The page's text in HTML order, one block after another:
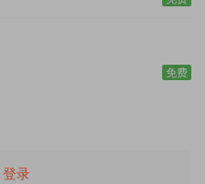
免费
登录